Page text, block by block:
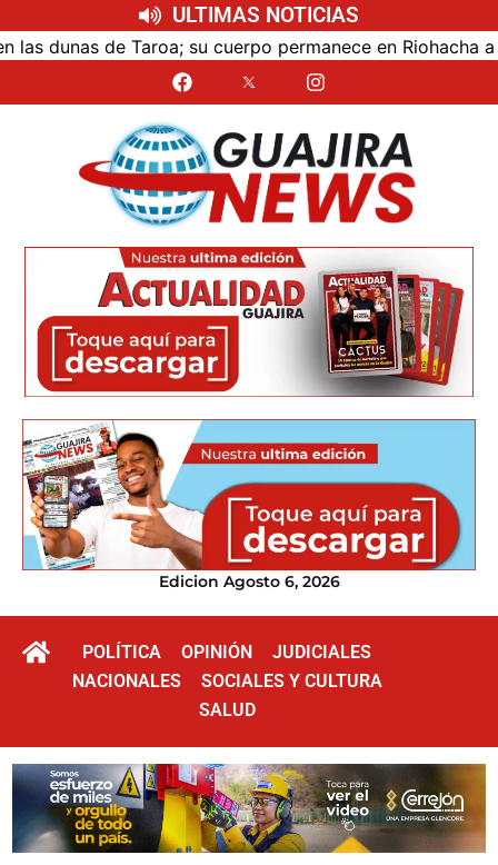
ULTIMAS NOTICIAS
de Taroa; su cuerpo permanece en Riohacha a la
Edicion Agosto 6, 2026
POLÍTICA OPINIÓN
JUDICIALES
NACIONALES
SOCIALES Y CULTURA
SALUD